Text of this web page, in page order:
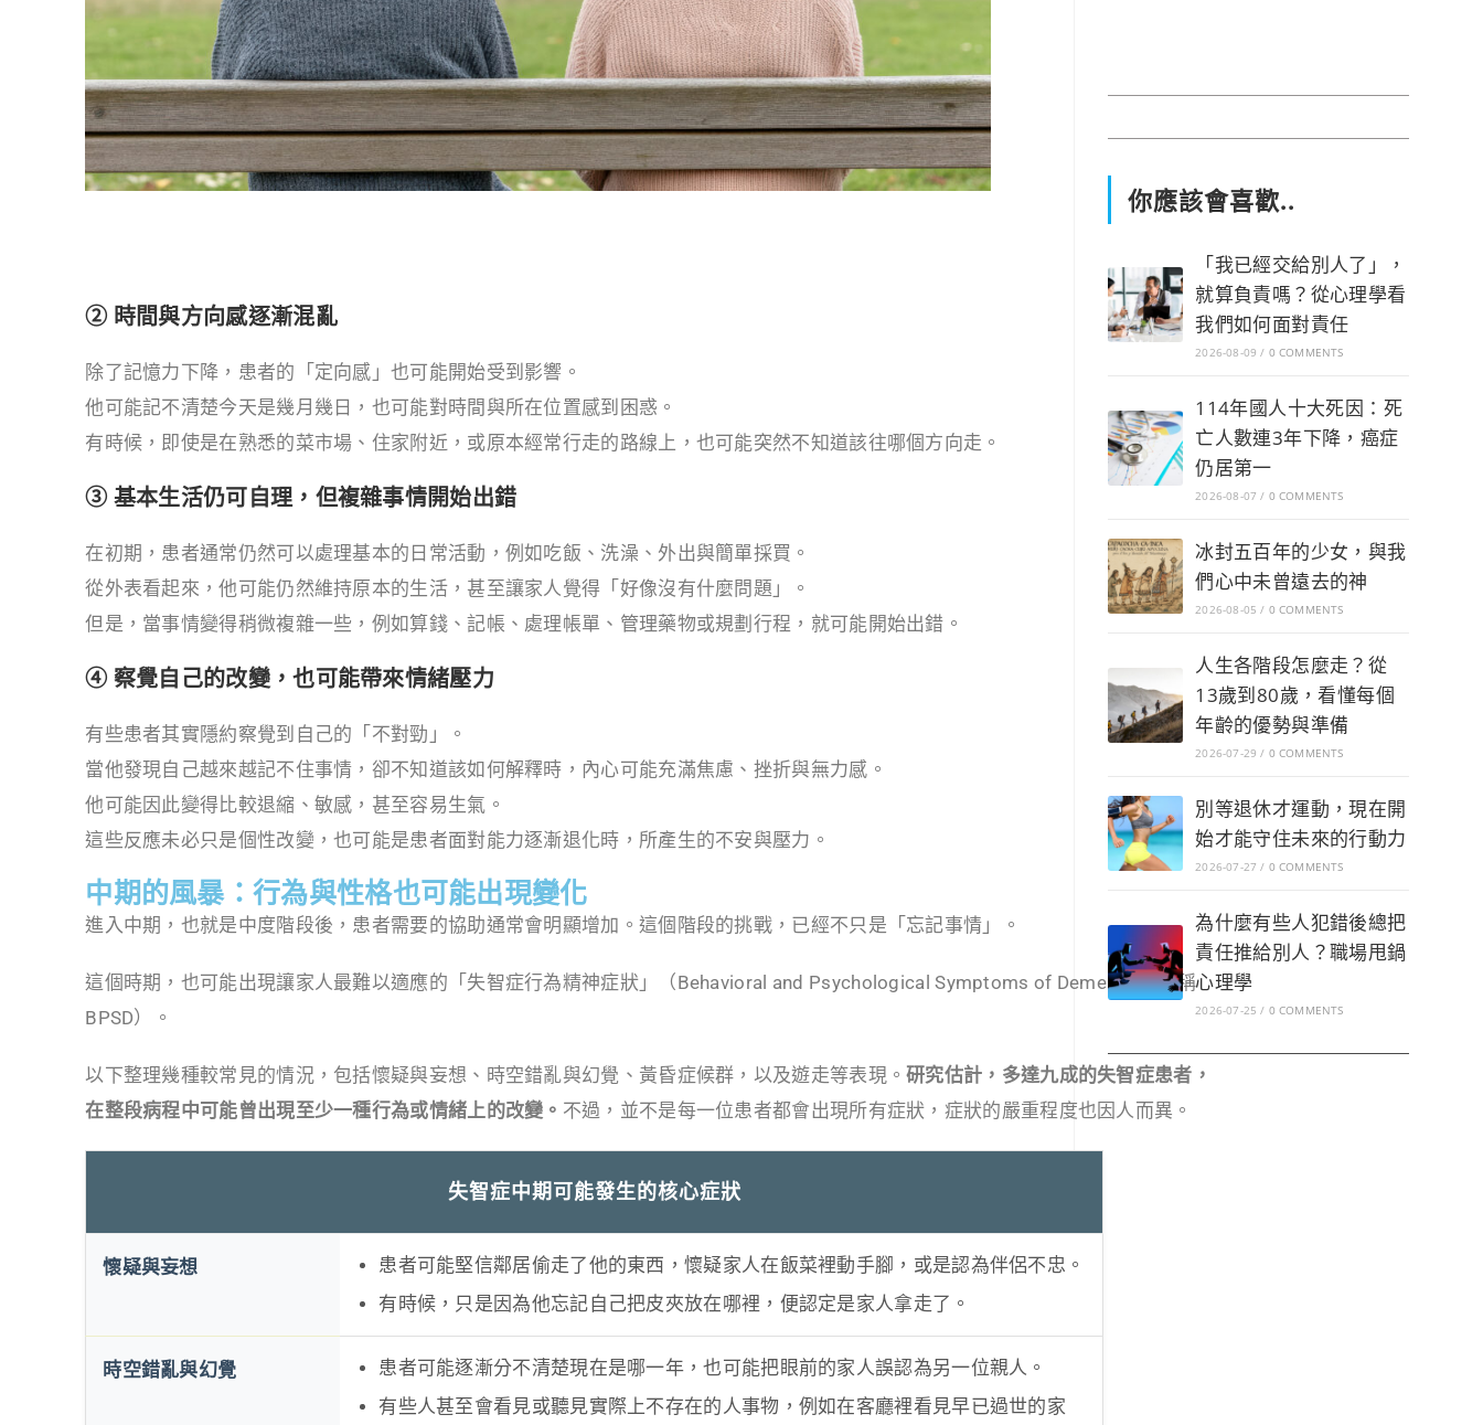
② 時間與方向感逐漸混亂
除了記憶力下降，患者的「定向感」也可能開始受到影響。
他可能記不清楚今天是幾月幾日，也可能對時間與所在位置感到困惑。
有時候，即使是在熟悉的菜市場、住家附近，或原本經常行走的路線上，也可能突然不知道該往哪個方向走。
③ 基本生活仍可自理，但複雜事情開始出錯
在初期，患者通常仍然可以處理基本的日常活動，例如吃飯、洗澡、外出與簡單採買。
從外表看起來，他可能仍然維持原本的生活，甚至讓家人覺得「好像沒有什麼問題」。
但是，當事情變得稍微複雜一些，例如算錢、記帳、處理帳單、管理藥物或規劃行程，就可能開始出錯。
④ 察覺自己的改變，也可能帶來情緒壓力
有些患者其實隱約察覺到自己的「不對勁」。
當他發現自己越來越記不住事情，卻不知道該如何解釋時，內心可能充滿焦慮、挫折與無力感。
他可能因此變得比較退縮、敏感，甚至容易生氣。
這些反應未必只是個性改變，也可能是患者面對能力逐漸退化時，所產生的不安與壓力。
中期的風暴：行為與性格也可能出現變化
進入中期，也就是中度階段後，患者需要的協助通常會明顯增加。這個階段的挑戰，已經不只是「忘記事情」。
這個時期，也可能出現讓家人最難以適應的「失智症行為精神症狀」（Behavioral and Psychological Symptoms of Dementia，簡稱
BPSD）。
以下整理幾種較常見的情況，包括懷疑與妄想、時空錯亂與幻覺、黃昏症候群，以及遊走等表現。研究估計，多達九成的失智症患者，
在整段病程中可能曾出現至少一種行為或情緒上的改變。 不過，並不是每一位患者都會出現所有症狀，症狀的嚴重程度也因人而異。
失智症中期可能發生的核心症狀
懷疑與妄想
患者可能堅信鄰居偷走了他的東西，懷疑家人在飯菜裡動手腳，或是認為伴侶不忠。
有時候，只是因為他忘記自己把皮夾放在哪裡，便認定是家人拿走了。
時空錯亂與幻覺
患者可能逐漸分不清楚現在是哪一年，也可能把眼前的家人誤認為另一位親人。
有些人甚至會看見或聽見實際上不存在的人事物，例如在客廳裡看見早已過世的家
你應該會喜歡..
「我已經交給別人了」，
就算負責嗎？從心理學看
我們如何面對責任
2026-08-09 / 0 COMMENTS
114年國人十大死因：死
亡人數連3年下降，癌症
仍居第一
2026-08-07 / 0 COMMENTS
冰封五百年的少女，與我
們心中未曾遠去的神
2026-08-05 / 0 COMMENTS
人生各階段怎麼走？從
13歲到80歲，看懂每個
年齡的優勢與準備
2026-07-29 / 0 COMMENTS
別等退休才運動，現在開
始才能守住未來的行動力
2026-07-27 / 0 COMMENTS
為什麼有些人犯錯後總把
責任推給別人？職場甩鍋
心理學
2026-07-25 / 0 COMMENTS